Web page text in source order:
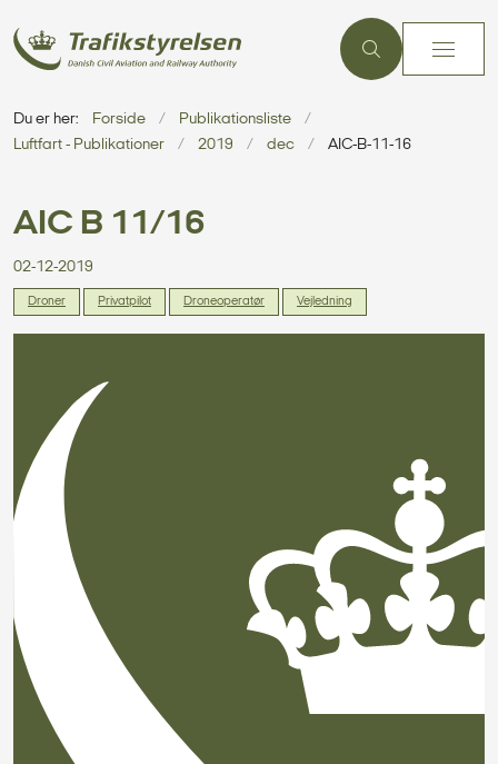
Du er her: Forside
Publikationsliste
Luftfart - Publikationer
2019 dec AIC-B-11-16
AIC B 11/16
02-12-2019
Droner Privatpilot Droneoperatør Vejledning